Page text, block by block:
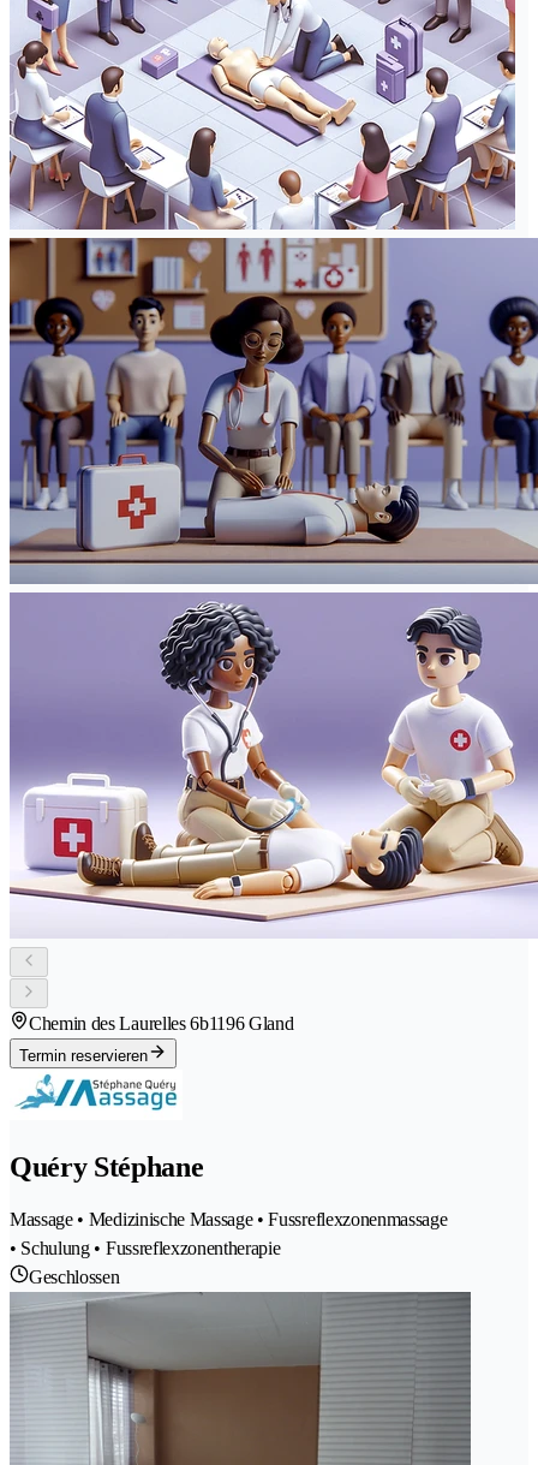
Chemin des Laurelles 6b1196 Gland
Termin reservieren
Quéry Stéphane
Massage • Medizinische Massage • Fussreflexzonenmassage
• Schulung • Fussreflexzonentherapie
Geschlossen